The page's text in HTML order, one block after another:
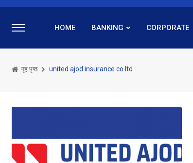
HOME BANKING CORPORATE
गृह पृष्ठ united ajod insurance co ltd